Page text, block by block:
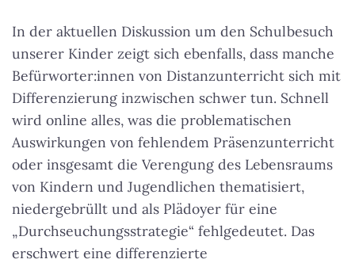
In der aktuellen Diskussion um den Schulbesuch
unserer Kinder zeigt sich ebenfalls, dass manche
Befürworter:innen von Distanzunterricht sich mit
Differenzierung inzwischen schwer tun. Schnell
wird online alles, was die problematischen
Auswirkungen von fehlendem Präsenzunterricht
oder insgesamt die Verengung des Lebensraums
von Kindern und Jugendlichen thematisiert,
niedergebrüllt und als Plädoyer für eine
„Durchseuchungsstrategie“ fehlgedeutet. Das
erschwert eine differenzierte